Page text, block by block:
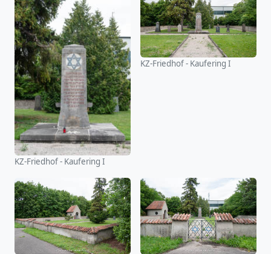
KZ-Friedhof - Kaufering I
KZ-Friedhof - Kaufering I